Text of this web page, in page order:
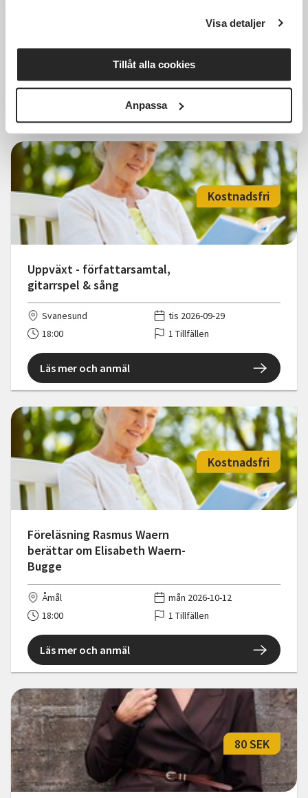
Visa detaljer
Tillåt alla cookies
Anpassa
Halmstad
ons 2026-09-23
4 Tillfällen
Läs mer och anmäl
Uppväxt - författarsamtal,
gitarrspel & sång
Kostnadsfri
Svanesund
tis 2026-09-29
18:00
1 Tillfällen
Läs mer och anmäl
Föreläsning Rasmus Waern
berättar om Elisabeth Waern-
Bugge
Kostnadsfri
Åmål
mån 2026-10-12
18:00
1 Tillfällen
Läs mer och anmäl
80 SEK